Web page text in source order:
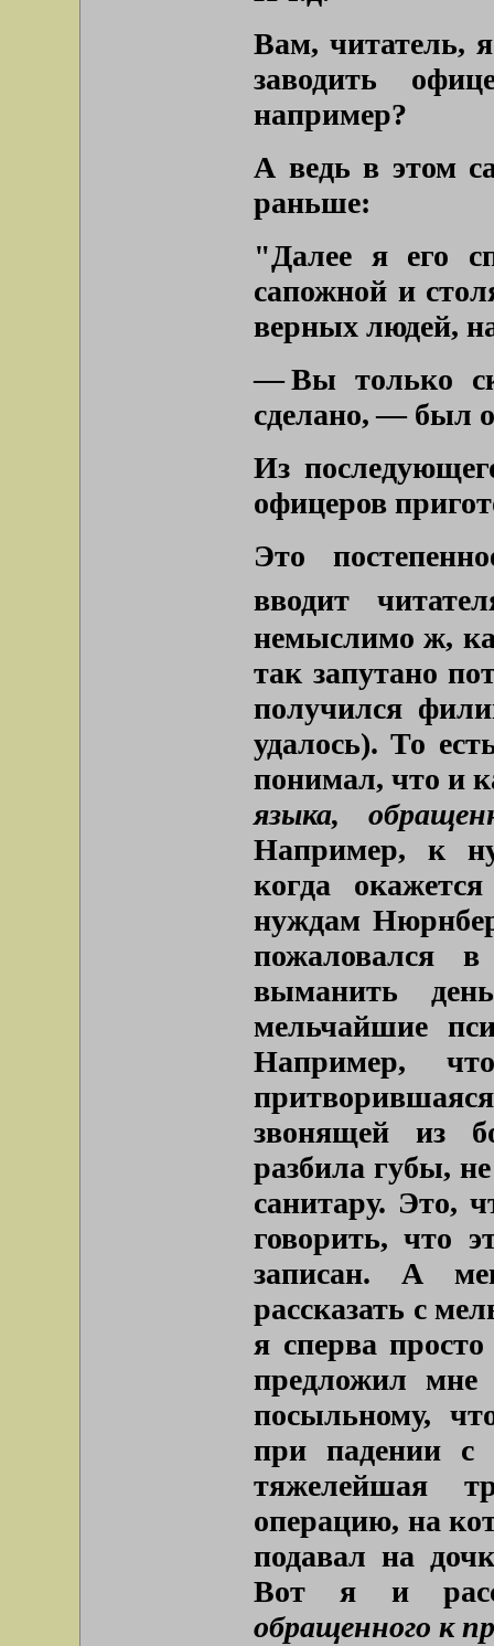
Вам, читатель,
заводить
например?
А ведь в этом
раньше:
"Далее я его
сапожной и
верных людей,
— Вы только
сделано, — был
Из
офицеров
Это
вводит
немыслимо ж,
так запутано
получился
удалось). То
понимал, что и
языка,
Например, к
когда
нуждам
пожаловался
выманить
мельчайшие
Например,
звонящей из
разбила губы,
санитару. Это,
говорить, что
записан. А
рассказать с
я сперва
предложил мне
посыльному,
при падении с
тяжелейшая
операцию, на
подавал на
Вот я и
обращенного к